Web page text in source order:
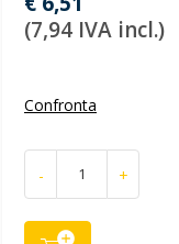
(7,94 IVA incl.)
Confronta
- +